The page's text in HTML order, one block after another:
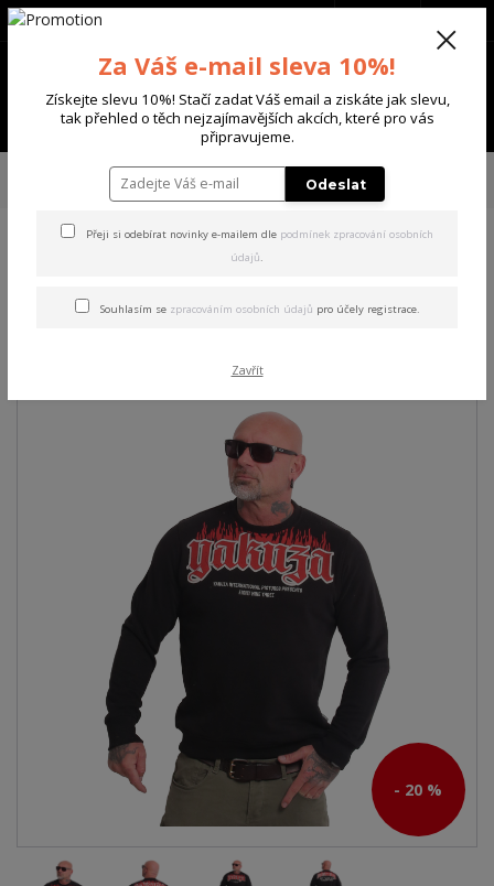
Menu
+420 702 136 620
PÁNSKÉ MIKINY
Yakuza pánská mikina Fck Society Sweatshirt
Yakuza pánská mikina Fck
Society Sweatshirt black M
- 20 %
Za Váš e-mail sleva 10%!
Získejte slevu 10%! Stačí zadat Váš email a ziskáte jak slevu,
tak přehled o těch nejzajímavějších akcích, které pro vás
připravujeme.
Odeslat
Přeji si odebírat novinky e-mailem dle podmínek zpracování osobních
údajů.
Souhlasím se zpracováním osobních údajů pro účely registrace.
Zavřít